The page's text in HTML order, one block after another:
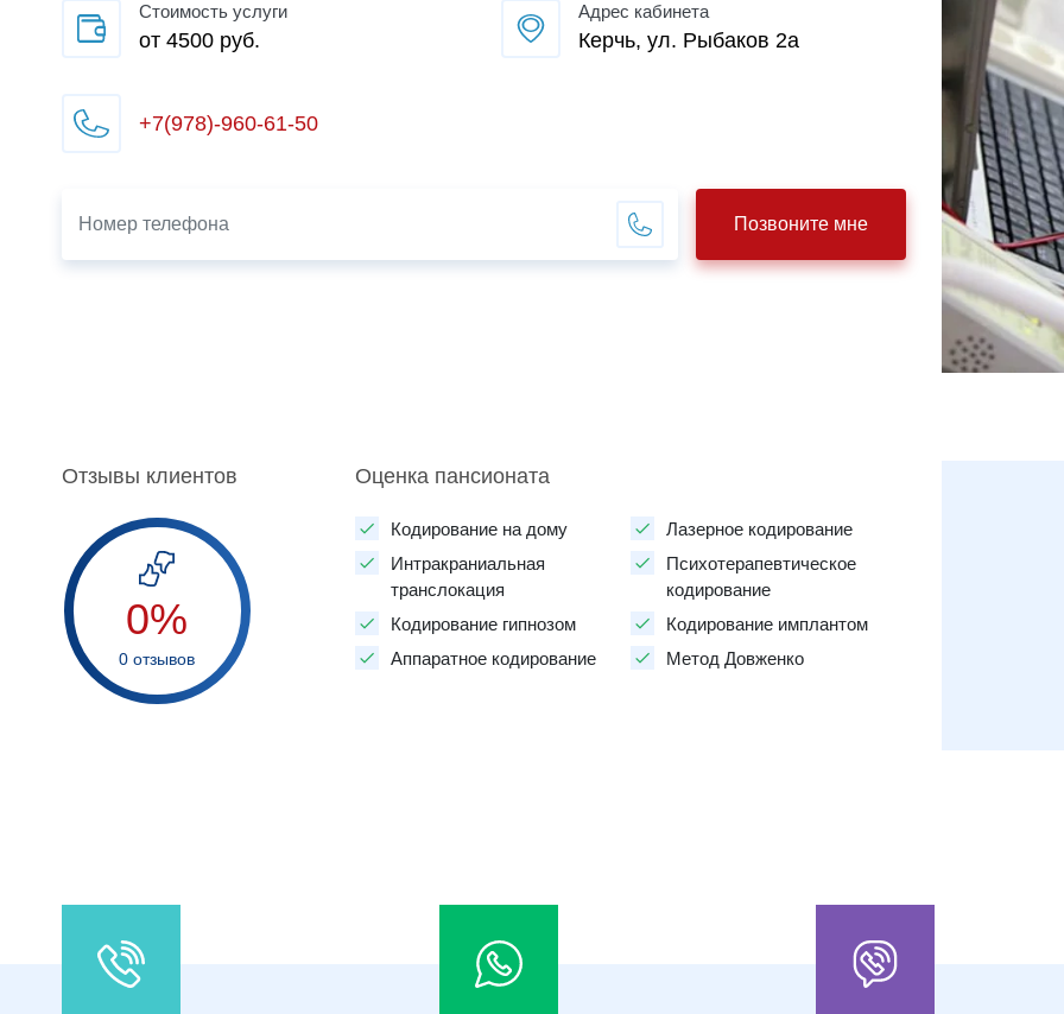
Стоимость услуги
от 4500 руб.
Адрес кабинета
Керчь, ул. Рыбаков 2а
+7(978)-960-61-50
Позвоните мне
Отзывы клиентов
0%
0 отзывов
Оценка пансионата
Кодирование на дому
Лазерное кодирование
Интракраниальная
транслокация
Психотерапевтическое
кодирование
Кодирование гипнозом
Кодирование имплантом
Аппаратное кодирование
Метод Довженко